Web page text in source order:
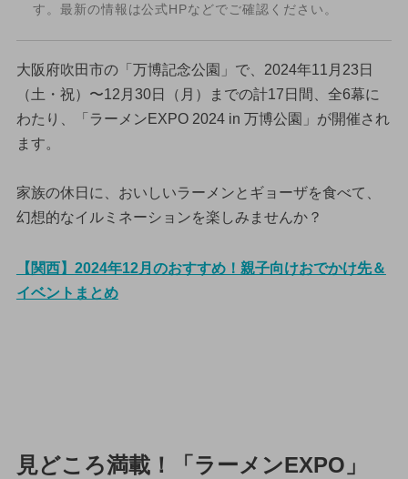
す。最新の情報は公式HPなどでご確認ください。
大阪府吹田市の「万博記念公園」で、2024年11月23日
（土・祝）〜12月30日（月）までの計17日間、全6幕に
わたり、「ラーメンEXPO 2024 in 万博公園」が開催され
ます。
家族の休日に、おいしいラーメンとギョーザを食べて、
幻想的なイルミネーションを楽しみませんか？
【関西】2024年12月のおすすめ！親子向けおでかけ先＆
イベントまとめ
見どころ満載！「ラーメンEXPO」